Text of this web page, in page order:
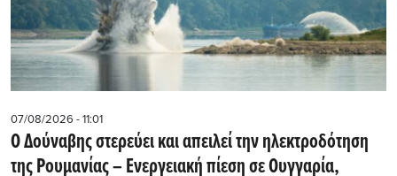
07/08/2026 - 11:01
Ο Δούναβης στερεύει και απειλεί την ηλεκτροδότηση
της Ρουμανίας – Ενεργειακή πίεση σε Ουγγαρία,